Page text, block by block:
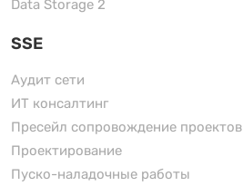
Data Storage 2
SSE
Аудит сети
ИТ консалтинг
Пресейл сопровождение проектов
Проектирование
Пуско-наладочные работы